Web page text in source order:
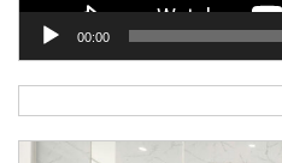
00:00